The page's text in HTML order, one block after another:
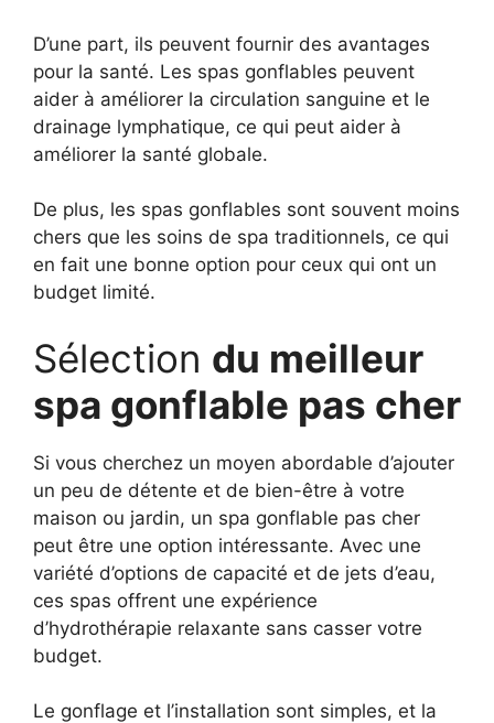
D’une part, ils peuvent fournir des avantages
pour la santé. Les spas gonflables peuvent
aider à améliorer la circulation sanguine et le
drainage lymphatique, ce qui peut aider à
améliorer la santé globale.
De plus, les spas gonflables sont souvent moins
chers que les soins de spa traditionnels, ce qui
en fait une bonne option pour ceux qui ont un
budget limité.
Sélection du meilleur
spa gonflable pas cher
Si vous cherchez un moyen abordable d’ajouter
un peu de détente et de bien-être à votre
maison ou jardin, un spa gonflable pas cher
peut être une option intéressante. Avec une
variété d’options de capacité et de jets d’eau,
ces spas offrent une expérience
d’hydrothérapie relaxante sans casser votre
budget.
Le gonflage et l’installation sont simples, et la